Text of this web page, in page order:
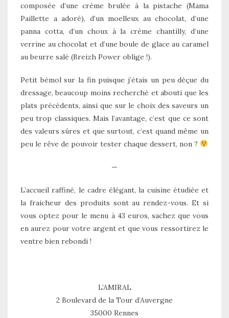
composée d’une crème brulée à la pistache (Mama
Paillette a adoré), d’un moelleux au chocolat, d’une
panna cotta, d’un choux à la crème chantilly, d’une
verrine au chocolat et d’une boule de glace au caramel
au beurre salé (Breizh Power oblige !).
Petit bémol sur la fin puisque j’étais un peu déçue du
dressage, beaucoup moins recherché et abouti que les
plats précédents, ainsi que sur le choix des saveurs un
peu trop classiques. Mais l’avantage, c’est que ce sont
des valeurs sûres et que surtout, c’est quand même un
peu le rêve de pouvoir tester chaque dessert, non ?
—
L’accueil raffiné, le cadre élégant, la cuisine étudiée et
la fraicheur des produits sont au rendez-vous. Et si
vous optez pour le menu à 43 euros, sachez que vous
en aurez pour votre argent et que vous ressortirez le
ventre bien rebondi !
L’AMIRAL
2 Boulevard de la Tour d’Auvergne
35000 Rennes